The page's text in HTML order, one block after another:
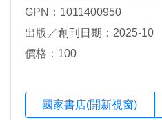
源君
GPN：1011400950
出版／創刊日期：2025-10
價格：100
國家書店(開新視窗)